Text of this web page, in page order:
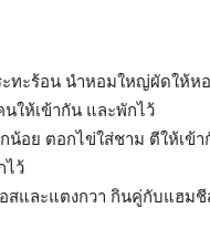
ทะร้อน นำหอมใหญ่ผัดให้ห
ให้เข้ากัน และพักไว้
น้อย ตอกไข่ใส่ชาม ตีให้เข้
ไว้
สและแตงกวา กินคู่กับแฮมชี